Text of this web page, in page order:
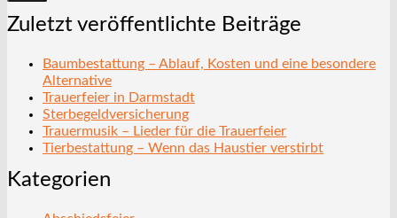
Zuletzt veröffentlichte Beiträge
Baumbestattung – Ablauf, Kosten und eine besondere
Alternative
Trauerfeier in Darmstadt
Sterbegeldversicherung
Trauermusik – Lieder für die Trauerfeier
Tierbestattung – Wenn das Haustier verstirbt
Kategorien